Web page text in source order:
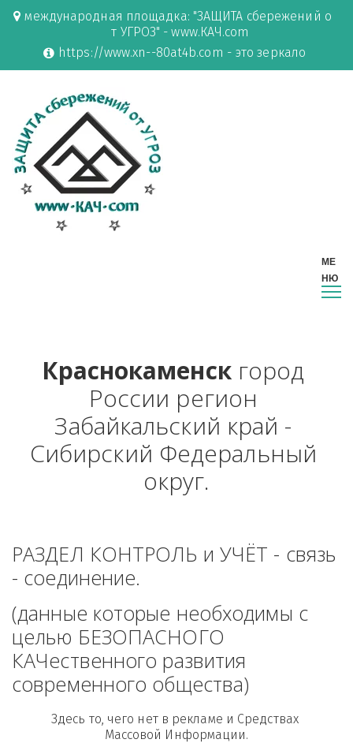
международная площадка: "ЗАЩИТА сбережений о
т УГРОЗ" - www.КАЧ.com
https://www.xn--80at4b.com - это зеркало
Краснокаменск город
России регион
Забайкальский край -
Сибирский Федеральный
округ.
РАЗДЕЛ КОНТРОЛЬ и УЧЁТ - связь
- соединение.
(данные которые необходимы с
целью БЕЗОПАСНОГО
КАЧественного развития
современного общества)
Здесь то, чего нет в рекламе и Средствах
Массовой Информации.